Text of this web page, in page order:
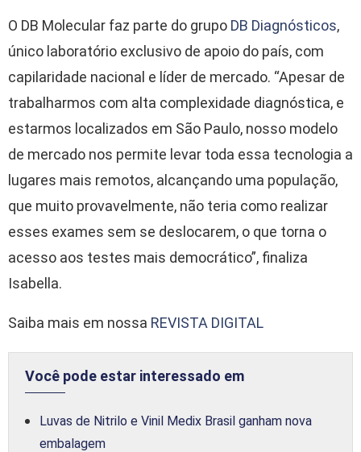
O DB Molecular faz parte do grupo DB Diagnósticos,
único laboratório exclusivo de apoio do país, com
capilaridade nacional e líder de mercado. “Apesar de
trabalharmos com alta complexidade diagnóstica, e
estarmos localizados em São Paulo, nosso modelo
de mercado nos permite levar toda essa tecnologia a
lugares mais remotos, alcançando uma população,
que muito provavelmente, não teria como realizar
esses exames sem se deslocarem, o que torna o
acesso aos testes mais democrático”, finaliza
Isabella.
Saiba mais em nossa REVISTA DIGITAL
Você pode estar interessado em
Luvas de Nitrilo e Vinil Medix Brasil ganham nova
embalagem